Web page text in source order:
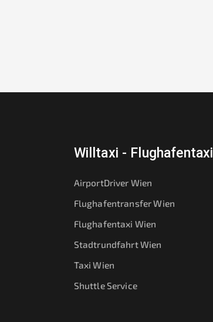
Willtaxi - Flughafentaxi
AirportDriver Wien
Flughafentransfer Wien
Flughafentaxi Wien
Stadtrundfahrt Wien
Taxi Wien
Shuttle Service